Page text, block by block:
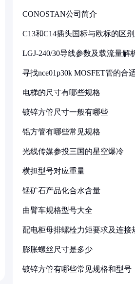
CONOSTAN公司简介
C13和C14插头国标与欧标的区
LGJ-240/30导线参数及载流量解
寻找nce01p30k MOSFET管的合
电梯的尺寸有哪些规格
镀锌方管尺寸一般有哪些
铝方管有哪些常见规格
光线传媒参投三国的星空爆冷
横担型号对应重量
锰矿石产品化合水含量
曲臂车规格型号大全
配电柜母排螺栓力矩要求及连接
膨胀螺丝尺寸是多少
镀锌方管有哪些常见规格和型号